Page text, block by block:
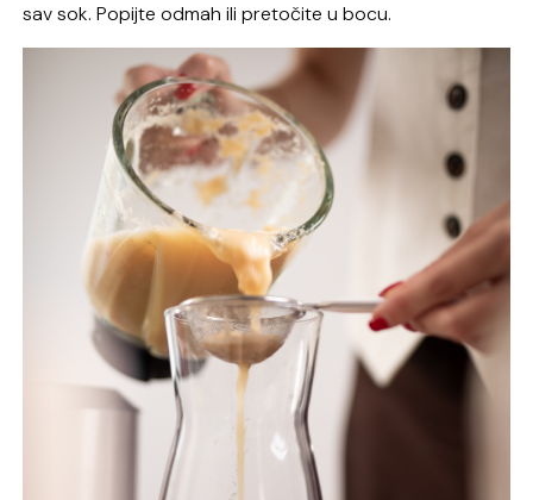
sav sok. Popijte odmah ili pretočite u bocu.